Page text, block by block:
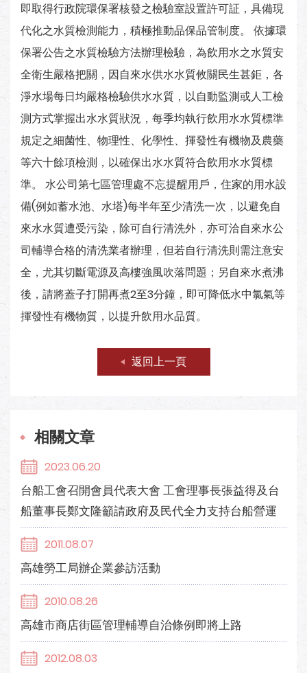
即取得行政院環保署核發之檢驗室設置許可証，具備現
代化之水質檢測能力，積極推動品保品管制度。 依據環
保署公告之水質檢驗方法辦理檢驗，為飲用水之水質安
全衛生嚴格把關，因自來水供水水質攸關民生甚鉅，各
淨水場每日均嚴格檢驗供水水質，以自動監測或人工檢
測方式掌握出水水質狀況，每季均執行飲用水水質標準
規定之細菌性、物理性、化學性、揮發性有機物及農藥
等六十餘項檢測，以確保出水水質符合飲用水水質標
準。 水公司第七區管理處不忘提醒用戶，住家的用水設
備(例如蓄水池、水塔)每半年至少清洗一次，以避免自
來水水質遭受污染，除可自行清洗外，亦可洽自來水公
司輔導合格的清洗業者辦理，但若自行清洗則需注意安
全，尤其切斷電源及高樓強風吹落問題；另自來水煮沸
後，請將蓋子打開再煮2至3分鐘，即可降低水中氯氣等
揮發性有機物質，以提升飲用水品質。
返回上一頁
相關文章
2023.06.20
台船工會召開會員代表大會 工會理事長張益得及台
船董事長鄭文隆籲請政府及民代全力支持台船營運
2011.08.07
高雄勞工局辦企業參訪活動
2010.08.26
高雄市商店街區管理輔導自治條例即將上路
2012.08.03